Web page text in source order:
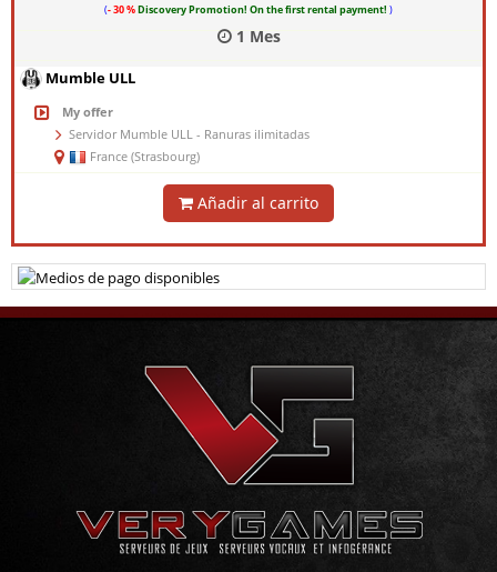
(- 30 %Discovery Promotion! On the first rental payment! )
1 Mes
Mumble ULL
My offer
Servidor Mumble ULL - Ranuras ilimitadas
France (Strasbourg)
Añadir al carrito